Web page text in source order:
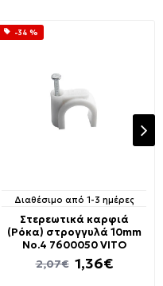
-34 %
Διαθέσιμο από 1-3 ημέρες
Στερεωτικά καρφιά
(Ρόκα) στρογγυλά 10mm
No.4 7600050 VITO
1,36€
2,07€